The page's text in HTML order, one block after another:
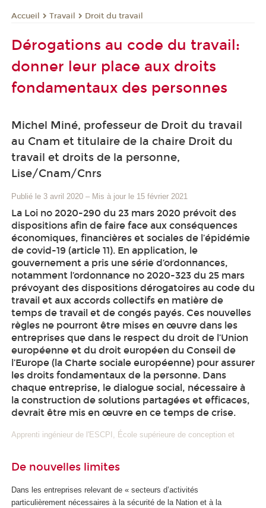
Accueil Travail Droit du travail
Dérogations au code du travail:
donner leur place aux droits
fondamentaux des personnes
Michel Miné, professeur de Droit du travail
au Cnam et titulaire de la chaire Droit du
travail et droits de la personne,
Lise/Cnam/Cnrs
Publié le 3 avril 2020 – Mis à jour le 15 février 2021
La Loi no 2020-290 du 23 mars 2020 prévoit des
dispositions afin de faire face aux conséquences
économiques, financières et sociales de l’épidémie
de covid-19 (article 11). En application, le
gouvernement a pris une série d’ordonnances,
notamment l’ordonnance no 2020-323 du 25 mars
prévoyant des dispositions dérogatoires au code du
travail et aux accords collectifs en matière de
temps de travail et de congés payés. Ces nouvelles
règles ne pourront être mises en œuvre dans les
entreprises que dans le respect du droit de l’Union
européenne et du droit européen du Conseil de
l’Europe (la Charte sociale européenne) pour assurer
les droits fondamentaux de la personne. Dans
chaque entreprise, le dialogue social, nécessaire à
la construction de solutions partagées et efficaces,
devrait être mis en œuvre en ce temps de crise.
Apprenti ingénieur de l'ESCPI, École supérieure de conception et
De nouvelles limites
Dans les entreprises relevant de « secteurs d’activités
particulièrement nécessaires à la sécurité de la Nation et à la